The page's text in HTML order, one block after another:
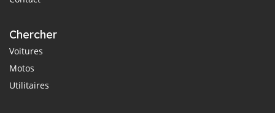
Chercher
Voitures
Motos
Utilitaires